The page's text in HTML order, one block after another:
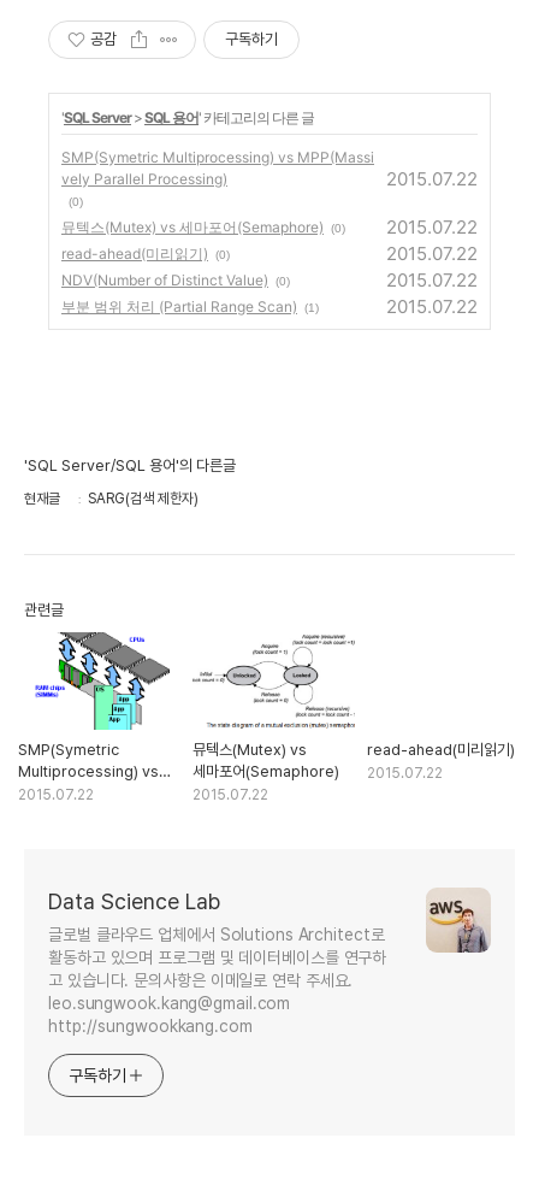
공감 구독하기
'SQL Server>SQL 용어' 카테고리의 다른 글
SMP(Symetric Multiprocessing) vs MPP(Massi
vely Parallel Processing)
(0)
2015.07.22
뮤텍스(Mutex) vs 세마포어(Semaphore) (0) 2015.07.22
read-ahead(미리읽기) (0) 2015.07.22
NDV(Number of Distinct Value) (0) 2015.07.22
부분 범위 처리 (Partial Range Scan) (1) 2015.07.22
'SQL Server/SQL 용어'의 다른글
현재글 SARG(검색 제한자)
관련글
SMP(Symetric
Multiprocessing) vs
MPP(Massively
2015.07.22
뮤텍스(Mutex) vs
세마포어(Semaphore)
2015.07.22
read-ahead(미리읽기)
2015.07.22
Data Science Lab
글로벌 클라우드 업체에서 Solutions Architect로
활동하고 있으며 프로그램 및 데이터베이스를 연구하
고 있습니다. 문의사항은 이메일로 연락 주세요.
leo.sungwook.kang@gmail.com
http://sungwookkang.com
구독하기